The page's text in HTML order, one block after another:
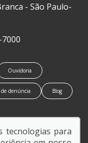
- São Paulo-
Ouvidoria
de denúncia Blog
tecnologias para